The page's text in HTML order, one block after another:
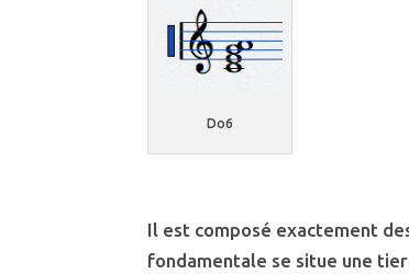
Do6
Il est composé exactement
fondamentale se situe une